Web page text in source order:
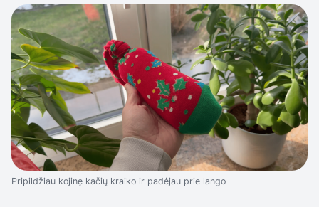
Pripildžiau kojinę kačių kraiko ir padėjau prie lango